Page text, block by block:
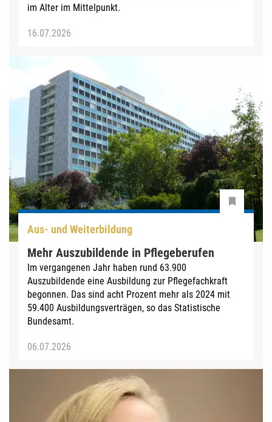
im Alter im Mittelpunkt.
16.07.2026
Aus- und Weiterbildung
Mehr Auszubildende in Pflegeberufen
Im vergangenen Jahr haben rund 63.900
Auszubildende eine Ausbildung zur Pflegefachkraft
begonnen. Das sind acht Prozent mehr als 2024 mit
59.400 Ausbildungsverträgen, so das Statistische
Bundesamt.
06.07.2026